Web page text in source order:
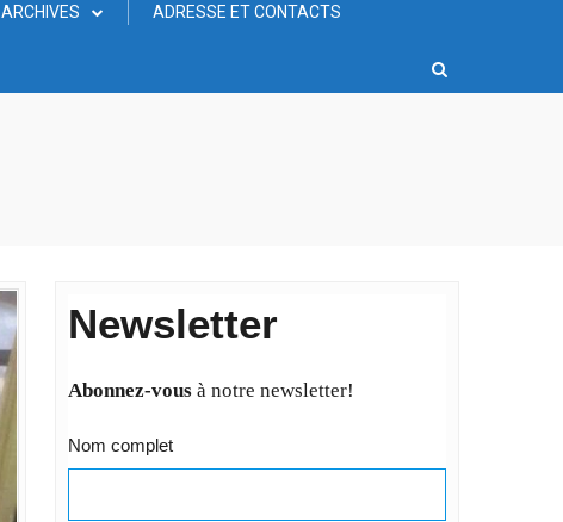
ARCHIVES ADRESSE ET CONTACTS
Newsletter
Abonnez-vousà notre newsletter!
Nom complet